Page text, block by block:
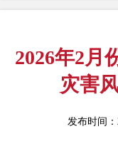
2026年2月
灾害
发布时间